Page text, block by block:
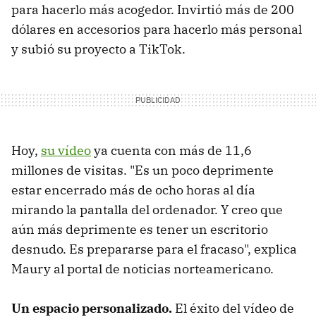
para hacerlo más acogedor. Invirtió más de 200
dólares en accesorios para hacerlo más personal
y subió su proyecto a TikTok.
Hoy, su vídeoya cuenta con más de 11,6
millones de visitas. "Es un poco deprimente
estar encerrado más de ocho horas al día
mirando la pantalla del ordenador. Y creo que
aún más deprimente es tener un escritorio
desnudo. Es prepararse para el fracaso", explica
Maury al portal de noticias norteamericano.
Un espacio personalizado. El éxito del vídeo de